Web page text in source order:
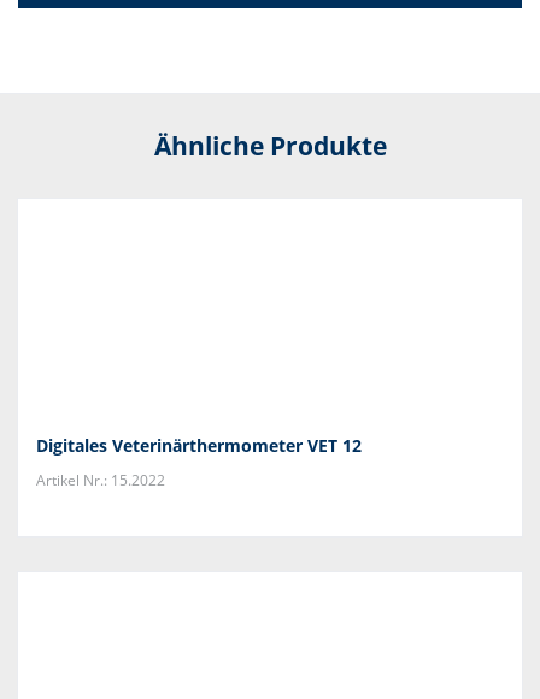
Ähnliche Produkte
Digitales Veterinärthermometer VET 12
Artikel Nr.: 15.2022